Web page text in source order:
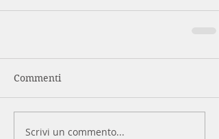
Commenti
Scrivi un commento...